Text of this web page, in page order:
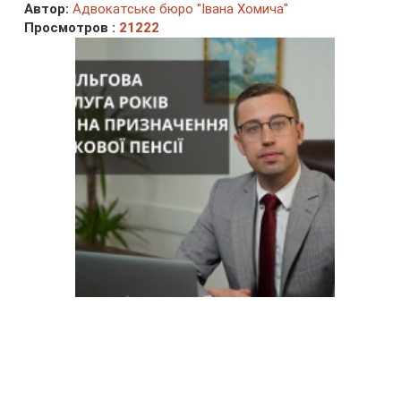
Автор: Адвокатське бюро "Івана Хомича"
Просмотров : 21222